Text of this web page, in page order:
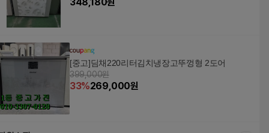
[중고]딤채220리터김치냉장고뚜껑형 2도어
399,000원
33%269,000원